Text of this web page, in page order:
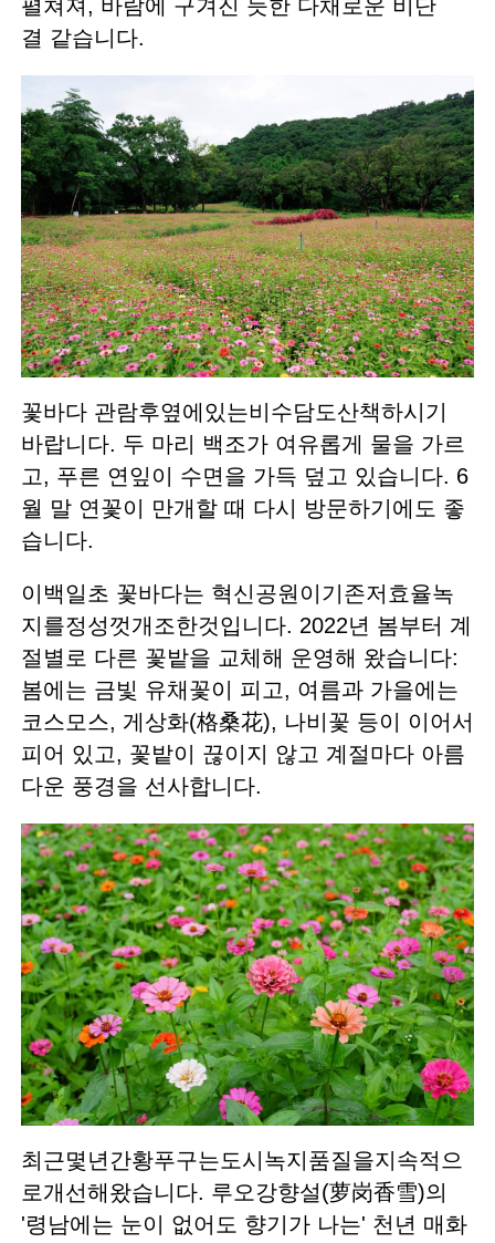
펼쳐져, 바람에 구겨진 듯한 다채로운 비단
결 같습니다.
꽃바다 관람후옆에있는비수담도산책하시기
바랍니다. 두 마리 백조가 여유롭게 물을 가르
고, 푸른 연잎이 수면을 가득 덮고 있습니다. 6
월 말 연꽃이 만개할 때 다시 방문하기에도 좋
습니다.
이백일초 꽃바다는 혁신공원이기존저효율녹
지를정성껏개조한것입니다. 2022년 봄부터 계
절별로 다른 꽃밭을 교체해 운영해 왔습니다:
봄에는 금빛 유채꽃이 피고, 여름과 가을에는
코스모스, 게상화(格桑花), 나비꽃 등이 이어서
피어 있고, 꽃밭이 끊이지 않고 계절마다 아름
다운 풍경을 선사합니다.
최근몇년간황푸구는도시녹지품질을지속적으
로개선해왔습니다. 루오강향설(萝岗香雪)의
'령남에는 눈이 없어도 향기가 나는' 천년 매화